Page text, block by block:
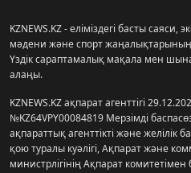
KZNEWS.KZ - еліміздегі басты саяси,
мәдени және спорт жаңалықтарының
Үздік сараптамалық мақала мен
алаңы.
KZNEWS.KZ ақпарат агенттігі
№KZ64VPY00084819 Мерзімді
ақпараттық агенттікті және желілік
қою туралы куәлігі, Ақпарат және
министрлігінің Ақпарат комитетімен